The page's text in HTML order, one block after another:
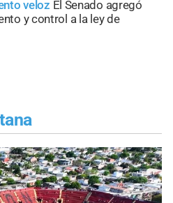
veloz El Senado agregó
y control a la ley de